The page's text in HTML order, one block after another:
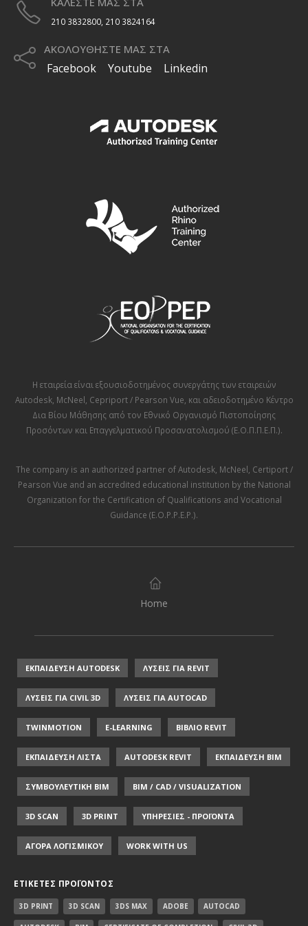
210 3832800, 210 3824164
ΑΚΟΛΟΥΘΗΣΤΕ ΜΑΣ ΣΤΑ
Facebook Youtube Linkedin
Η εταιρεία είναι εξουσιοδοτημένος συνεργάτης των εταιρειών
Autodesk, McNeel Cepriport / Pearson Vue , και αδειοδοτημένο Κέντρο
Δια Βίου Μάθησης από τον Εθνικό Οργανισμό Πιστοποίησης
Προσόντων και Επαγγελματικού Προσανατολισμού (Ε.Ο.Π.Π.Ε.Π.).
The company is an authorized partner ofAutodesk, McNeel Certiport /
Pearson Vue and an accredited educational institution by the National
Organization for the Certification of Qualifications and Vocational
Guidance (E.O.P.P.E.P.).
Home
ΕΚΠΑΙΔΕΥΣΗ AUTODESK ΛΥΣΕΙΣ ΓΙΑ REVIT
ΛΥΣΕΙΣ ΓΙΑ CIVIL 3D ΛΥΣΕΙΣ ΓΙΑ AUTOCAD
TWINMOTION E-LEARNING ΒΙΒΛΙΟ REVIT
ΕΚΠΑΙΔΕΥΣΗ ΛΙΣΤΑ AUTODESK REVIT ΕΚΠΑΙΔΕΥΣΗ ΒΙΜ
ΣΥΜΒΟΥΛΕΥΤΙΚΗ ΒΙΜ BIM / CAD / VISUALIZATION
3D SCAN 3D PRINT ΥΠΗΡΕΣΙΕΣ - ΠΡΟΪΟΝΤΑ
ΑΓΟΡΑ ΛΟΓΙΣΜΙΚΟΥ WORK WITH US
ΕΤΙΚΈΤΕΣ ΠΡΟΪΌΝΤΟΣ
3D PRINT 3D SCAN 3DS MAX ADOBE AUTOCAD